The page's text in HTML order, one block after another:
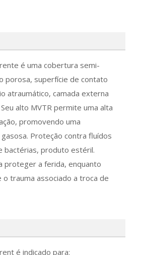
é uma cobertura semi-
porosa, superfície de contato
atraumático, camada externa
alto MVTR permite uma alta
promovendo uma
Proteção contra fluídos
bactérias, produto estéril.
proteger a ferida, enquanto
o trauma associado a troca de
é indicado para: